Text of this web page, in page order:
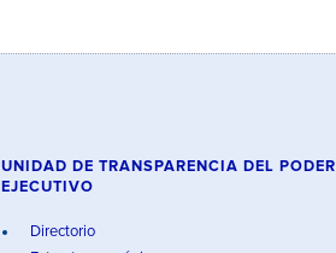
UNIDAD DE TRANSPARENCIA DEL PODER
EJECUTIVO
Directorio